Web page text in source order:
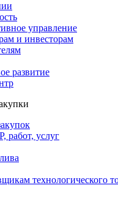
управление
и инвесторам
развитие
работ, услуг
технологического